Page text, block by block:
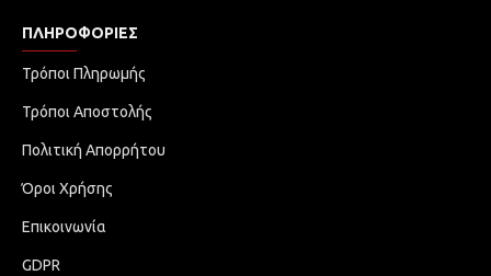
ΠΛΗΡΟΦΟΡΊΕΣ
Τρόποι Πληρωμής
Τρόποι Αποστολής
Πολιτική Απορρήτου
Όροι Χρήσης
Επικοινωνία
GDPR